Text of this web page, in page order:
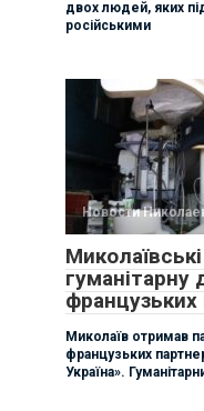
двох людей, яких
російськими
Новости
гуманітарну
французьких
Миколаїв отримав
французьких
Україна».